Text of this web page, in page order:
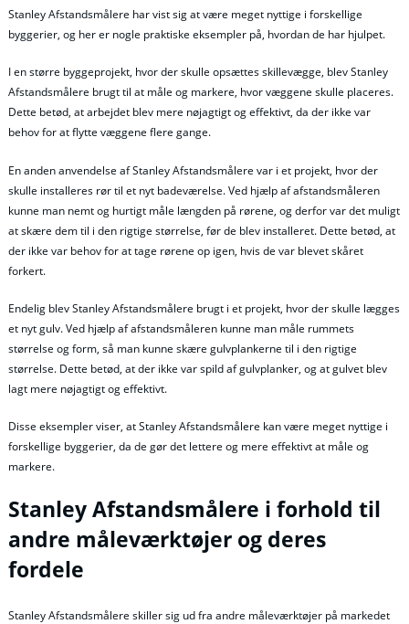
Stanley Afstandsmålere har vist sig at være meget nyttige i forskellige
byggerier, og her er nogle praktiske eksempler på, hvordan de har hjulpet.
I en større byggeprojekt, hvor der skulle opsættes skillevægge, blev Stanley
Afstandsmålere brugt til at måle og markere, hvor væggene skulle placeres.
Dette betød, at arbejdet blev mere nøjagtigt og effektivt, da der ikke var
behov for at flytte væggene flere gange.
En anden anvendelse af Stanley Afstandsmålere var i et projekt, hvor der
skulle installeres rør til et nyt badeværelse. Ved hjælp af afstandsmåleren
kunne man nemt og hurtigt måle længden på rørene, og derfor var det muligt
at skære dem til i den rigtige størrelse, før de blev installeret. Dette betød, at
der ikke var behov for at tage rørene op igen, hvis de var blevet skåret
forkert.
Endelig blev Stanley Afstandsmålere brugt i et projekt, hvor der skulle lægges
et nyt gulv. Ved hjælp af afstandsmåleren kunne man måle rummets
størrelse og form, så man kunne skære gulvplankerne til i den rigtige
størrelse. Dette betød, at der ikke var spild af gulvplanker, og at gulvet blev
lagt mere nøjagtigt og effektivt.
Disse eksempler viser, at Stanley Afstandsmålere kan være meget nyttige i
forskellige byggerier, da de gør det lettere og mere effektivt at måle og
markere.
Stanley Afstandsmålere i forhold til
andre måleværktøjer og deres
fordele
Stanley Afstandsmålere skiller sig ud fra andre måleværktøjer på markedet